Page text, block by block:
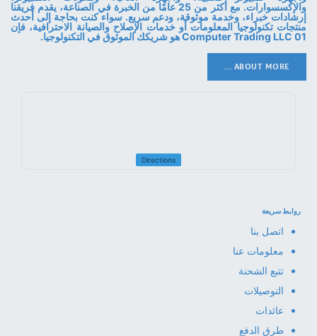
والإكسسوارات. مع أكثر من 25 عامًا من الخبرة في الصناعة، يقدم فريقنا
إرشادات خبراء، وخدمة موثوقة، ودعم سريع. سواء كنت بحاجة إلى أحدث
منتجات تكنولوجيا المعلومات أو خدمات الإصلاح والصيانة الاحترافية، فإن
01 Computer Trading LLC هو شريكك الموثوق في التكنولوجيا.
ABOUT MORE ...
Directions
روابط سريعة
اتصل بنا
معلومات عنا
تتبع الشحنة
التوصيلات
عائدات
طرق الدفع